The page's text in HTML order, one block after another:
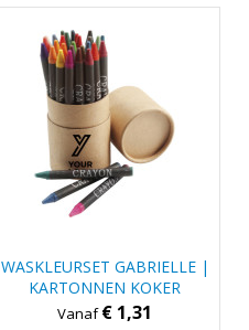
WASKLEURSET GABRIELLE |
KARTONNEN KOKER
Vanaf€ 1,31